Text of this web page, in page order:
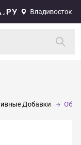
Владивосток
Добавки